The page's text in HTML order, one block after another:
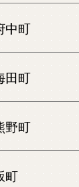
中町
田町
野町
町